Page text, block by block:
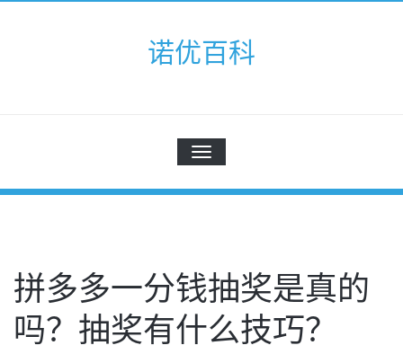
诺优百科
切
换
航
拼多多一分钱抽奖是真的
吗？抽奖有什么技巧？